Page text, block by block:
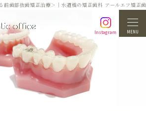
歯部抜歯矯正治療＞｜水道橋の矯正歯科 アールエフ矯正
Instagram MENU